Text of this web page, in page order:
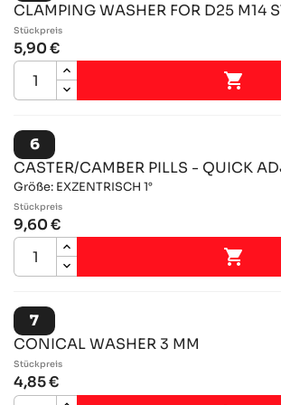
CLAMPING WASHER FOR D25 M14
Stückpreis
5,90 €

6
CASTER/CAMBER PILLS - QUICK
Größe: EXZENTRISCH 1°
Stückpreis
9,60 €

7
CONICAL WASHER 3 MM
Stückpreis
4,85 €